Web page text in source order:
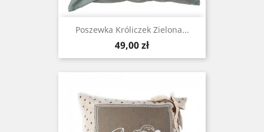
Poszewka Króliczek Zielona...
Cena
49,00 zł